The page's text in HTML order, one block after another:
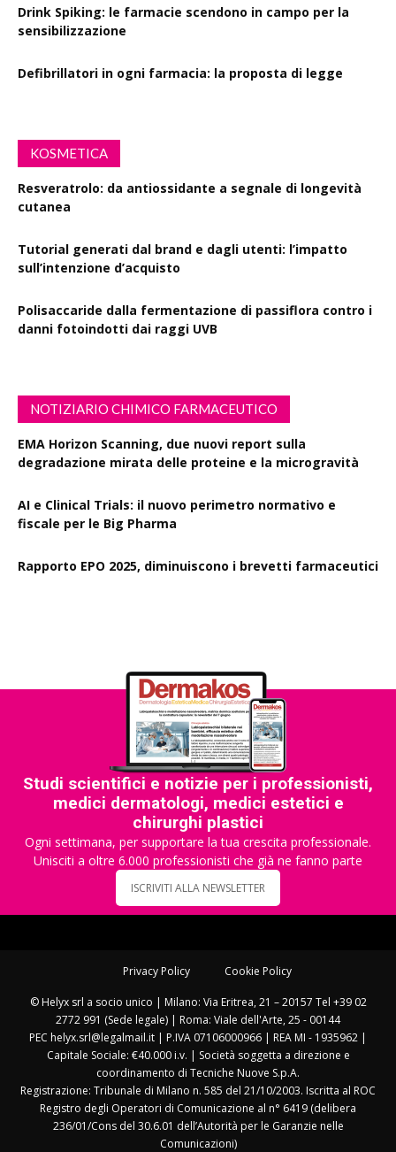
Drink Spiking: le farmacie scendono in campo per la
sensibilizzazione
Defibrillatori in ogni farmacia: la proposta di legge
KOSMETICA
Resveratrolo: da antiossidante a segnale di longevità
cutanea
Tutorial generati dal brand e dagli utenti: l’impatto
sull’intenzione d’acquisto
Polisaccaride dalla fermentazione di passiflora contro i
danni fotoindotti dai raggi UVB
NOTIZIARIO CHIMICO FARMACEUTICO
EMA Horizon Scanning, due nuovi report sulla
degradazione mirata delle proteine e la microgravità
AI e Clinical Trials: il nuovo perimetro normativo e
fiscale per le Big Pharma
Rapporto EPO 2025, diminuiscono i brevetti farmaceutici
Studi scientifici e notizie per i professionisti,
medici dermatologi, medici estetici e
chirurghi plastici
Ogni settimana, per supportare la tua crescita professionale.
Unisciti a oltre 6.000 professionisti che già ne fanno parte
ISCRIVITI ALLA NEWSLETTER
Privacy Policy Cookie Policy
© Helyx srl a socio unico | Milano: Via Eritrea, 21 – 20157 Tel +39 02
2772 991 (Sede legale) | Roma: Viale dell'Arte, 25 - 00144
PEC helyx.srl@legalmail.it | P.IVA 07106000966 | REA MI - 1935962 |
Capitale Sociale: €40.000 i.v. | Società soggetta a direzione e
coordinamento di Tecniche Nuove S.p.A.
Registrazione: Tribunale di Milano n. 585 del 21/10/2003. Iscritta al ROC
Registro degli Operatori di Comunicazione al n° 6419 (delibera
236/01/Cons del 30.6.01 dell’Autorità per le Garanzie nelle
Comunicazioni)